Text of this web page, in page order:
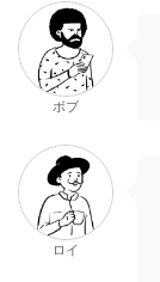
ボブ
ロイ